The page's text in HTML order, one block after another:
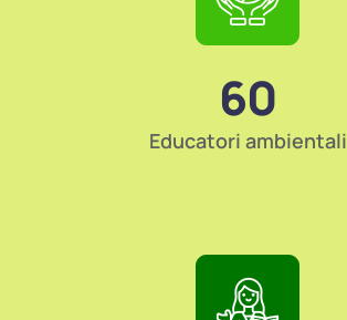
Educatori ambientali
60